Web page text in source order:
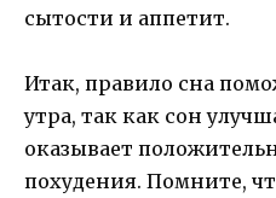
сытости и аппетит.
Итак, правило сна
утра, так как сон
оказывает
похудения. Помните,